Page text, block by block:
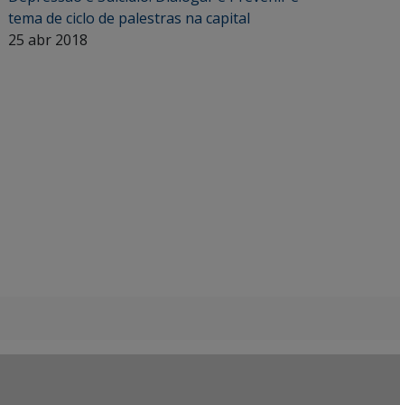
tema de ciclo de palestras na capital
25 abr 2018